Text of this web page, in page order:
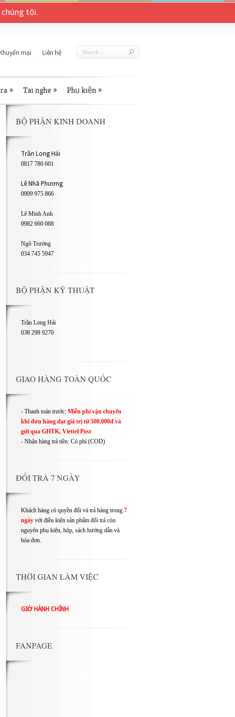
tôi.
Khuyến mại Liên hệ
» Tai nghe » Phụ kiện»
BỘ PHẬN KINH DOANH
Trần Long Hải
0817 780 601
Lê Nhã Phương
0909 975 866
Lê Minh Anh
0982 660 088
Ngô Trường
034 745 5947
BỘ PHẬN KỸ THUẬT
Trần Long Hải
038 298 9270
GIAO HÀNG TOÀN QUỐC
- Thanh toán trước: Miễn phí vận chuyển
khi đơn hàng đạt giá trị từ 500.000đ và
gửi qua GHTK, Viettel Post
- Nhận hàng trả tiền: Có phí (COD)
ĐỔI TRẢ 7 NGÀY
Khách hàng có quyền đổi và trả hàng trong 7
ngày với điều kiện sản phẩm đổi trả còn
nguyên phụ kiện, hộp, sách hướng dẫn và
hóa đơn.
THỜI GIAN LÀM VIỆC
GIỜ HÀNH CHÍNH
FANPAGE